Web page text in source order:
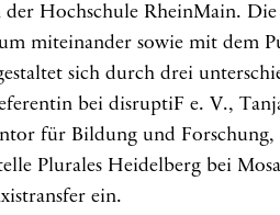
Hochschule RheinMain.
miteinander sowie mit dem
sich durch drei
bei disruptiF e. V.,
für Bildung und Forschung,
Plurales Heidelberg bei
ein.